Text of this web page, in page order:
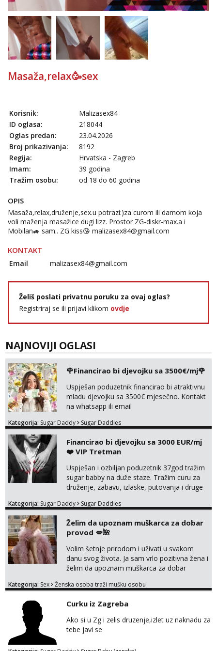
Masaža,relax🥳sex
Korisnik:
Malizasex84
ID oglasa:
218044
Oglas predan:
23.04.2026
Broj prikazivanja:
8192
Regija:
Hrvatska - Zagreb
Imam:
39 godina
Tražim osobu:
od 18 do 60 godina
OPIS
Masaža,relax,druženje,sex.u potrazi:)za curom ili damom koja
voli maženja masažice dugi lizz. Prostor ZG-diskr-max.a i
Mobilan🚙 sam.. ZG kiss😘 malizasex84@gmail.com
KONTAKT
Email malizasex84@gmail.com
Želiš poslati privatnu poruku za ovaj oglas?
Registriraj se ili prijavi klikom ovdje
NAJNOVIJI OGLASI
🌹Financirao bi djevojku sa 3500€/mj🌹
Uspješan poduzetnik financirao bi atraktivnu
mladu djevojku sa 3500€ mjesečno. Kontakt
na whatsapp ili email
Kategorija: Sugar Daddy Sugar Daddies
Financirao bi djevojku sa 3000 EUR/mj
❤️ VIP Tretman
Uspješan i ozbiljan poduzetnik 37god tražim
sugar babby na duže staze. Tražim curu za
druženje, zabavu, izlaske, putovanja i druge
otvorena, komunikativna, zgodna i atraktivna
markodalic37@gmail.com
Kategorija: Sugar Daddy Sugar Daddies
Želim da upoznam muškarca za dobar
provod 💋🌺
Volim šetnje prirodom i uživati u svakom
danu svog života. Ja sam vrlo pozitivna žena i
želim da upoznam muškarca za dobar
na link ispod i nadji me tamo, cekam te!
Kategorija: Sex Ženska osoba traži mušku osobu
Curku iz Zagreba
Ako si u Zg i zelis druzenje,izlet uz naknadu za
tebe javi se